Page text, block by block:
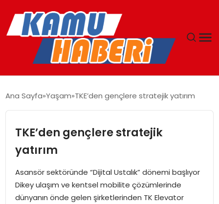
YAŞAM
GÜNCEL
EKONOMI
Ana Sayfa Yaşam TKE’den gençlere stratejik yatırım
TKE’den gençlere stratejik
yatırım
Asansör sektöründe “Dijital Ustalık” dönemi başlıyor
Dikey ulaşım ve kentsel mobilite çözümlerinde
dünyanın önde gelen şirketlerinden TK Elevator